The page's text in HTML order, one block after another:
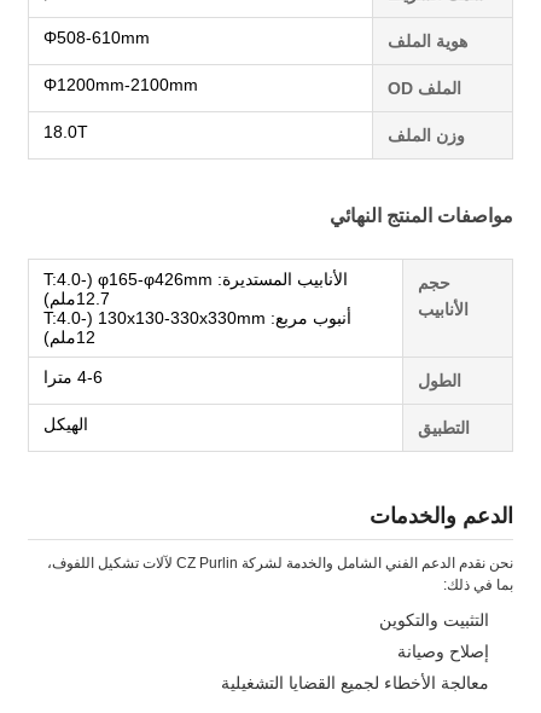
اترك رسالة
هوية الملف Φ508-610mm
الملف OD Φ1200mm-2100mm
وزن الملف 18.0T
مواصفات المنتج النهائي
حجم
الأنابيب
الأنابيب المستديرة: φ165-φ426mm (T:4.0-
12.7ملم)
أنبوب مربع: 130x130-330x330mm (T:4.0-
12ملم)
الطول 4-6 مترا
التطبيق الهيكل
الدعم والخدمات
نحن نقدم الدعم الفني الشامل والخدمة لشركة CZ Purlin لآلات تشكيل اللفوف،
بما في ذلك:
التثبيت والتكوين
إصلاح وصيانة
معالجة الأخطاء لجميع القضايا التشغيلية